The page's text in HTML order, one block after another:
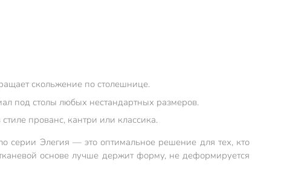
скольжение по столешнице.
под столы любых нестандартных размеров.
прованс, кантри или классика.
серии Элегия — это оптимальное решение для тех, кто
основе лучше держит форму, не деформируется